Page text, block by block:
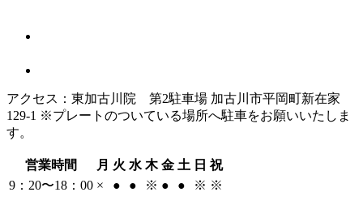
アクセス：東加古川院 第2駐車場 加古川市平岡町新在家
129-1 ※プレートのついている場所へ駐車をお願いいたしま
す。
営業時間 月 火 水 木 金 土 日 祝
9：20〜18：00 × ● ● ※ ● ● ※ ※